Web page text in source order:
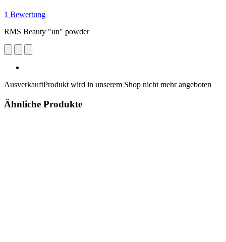
1 Bewertung
RMS Beauty "un" powder
AusverkauftProdukt wird in unserem Shop nicht mehr angeboten
Ähnliche Produkte